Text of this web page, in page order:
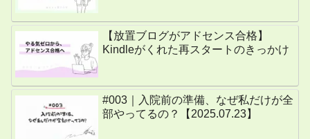
【放置ブログがアドセンス合格】
Kindleがくれた再スタートのきっかけ
#003｜入院前の準備、なぜ私だけが全
部やってるの？【2025.07.23】